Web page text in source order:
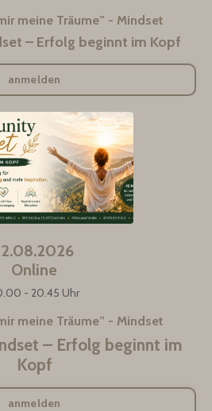
meine Träume” - Mindset
– Erfolg beginnt im Kopf
anmelden
Online
- 20.45 Uhr
meine Träume” - Mindset
– Erfolg beginnt im
Kopf
anmelden